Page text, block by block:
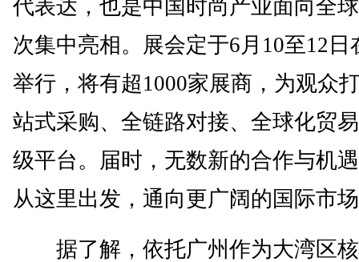
代表达，也是中国时尚产业面向全
次集中亮相。展会定于6月10至12日
举行，将有超1000家展商，为观众
站式采购、全链路对接、全球化贸
级平台。届时，无数新的合作与机
从这里出发，通向更广阔的国际市
据了解，依托广州作为大湾区